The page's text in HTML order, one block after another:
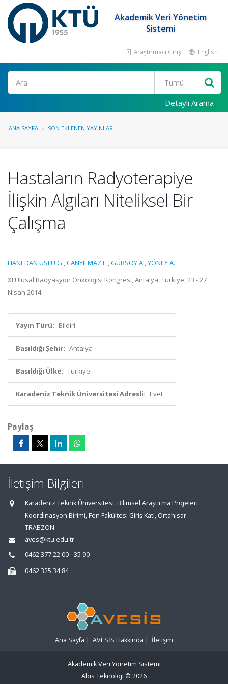
Akademik Veri Yönetim
Sistemi
Araştırmacı Girişi English
Ara
Detaylı Arama
ANA SAYFA SON EKLENEN YAYINLAR
Hastaların Radyoterapiye
İlişkin Algıları Niteliksel Bir
Çalışma
HANEDAN USLU G.,CANYILMAZ E.,GÜRSOY A.,YÖNEY A.
XI.Ulusal Radyasyon Onkolojisi Kongresi, Antalya, Türkiye, 23 - 27
Nisan 2014
Yayın Türü: Bildiri
Basıldığı Şehir: Antalya
Basıldığı Ülke: Türkiye
Karadeniz Teknik Üniversitesi Adresli: Evet
Paylaş
İletişim Bilgileri
Karadeniz Teknik Üniversitesi, Bilimsel Araştırma Projeleri
Koordinasyon Birimi, Fen Fakültesi Giriş Katı, Ortahisar
TRABZON
aves@ktu.edu.tr
0462 377 22 00 - 35 90
0462 325 34 84
Ana Sayfa | AVESİS Hakkında | İletişim
Akademik Veri Yönetim Sistemi
Abis Teknoloji © 2026